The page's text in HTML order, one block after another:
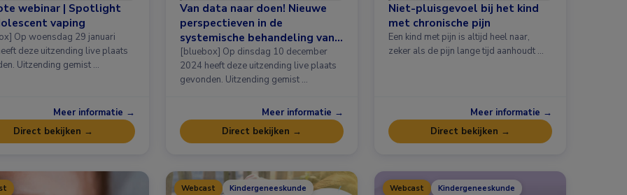
webinar | Spotlight
vaping
januari
deze uitzending live plaats
Uitzending gemist …
Meer informatie →
Direct bekijken →
Van data naar doen! Nieuwe
perspectieven in de
systemische behandeling van
atopisch eczeem en prurigo
nodularis
[bluebox] Op dinsdag 10 december
2024 heeft deze uitzending live plaats
gevonden. Uitzending gemist …
Meer informatie →
Direct bekijken →
Niet-pluisgevoel bij het kind
met chronische pijn
Een kind met pijn is altijd heel naar,
zeker als de pijn lange tijd aanhoudt …
Meer informatie →
Direct bekijken →
Webcast Kindergeneeskunde Webcast Kindergeneeskunde